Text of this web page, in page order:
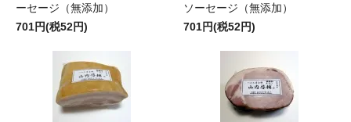
ーセージ（無添加）
701円(税52円)
ソーセージ（無添加）
701円(税52円)